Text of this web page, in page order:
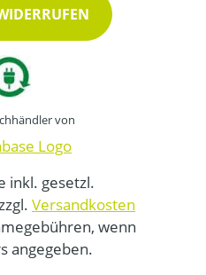
von
inkl. gesetzl.
Versandkosten
wenn
angegeben.